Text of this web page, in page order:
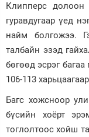
Клипперс долоон
гуравдугаар үед
найм болгожээ.
талбайн эзэд
бөгөөд эсрэг багаа
106-113
Багс хожсноор
бүсийн хоёрт
тоглолтоос хойш